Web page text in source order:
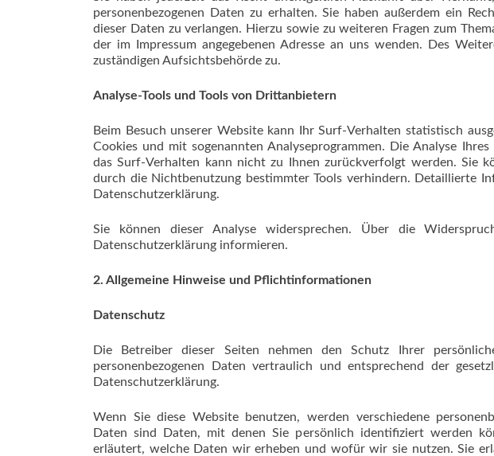
personenbezogenen Daten zu erhalten. Sie haben außerdem ein
dieser Daten zu verlangen. Hierzu sowie zu weiteren Fragen zum
der im Impressum angegebenen Adresse an uns wenden. Des
zuständigen Aufsichtsbehörde zu.
Analyse-Tools und Tools von Drittanbietern
Beim Besuch unserer Website kann Ihr Surf-Verhalten statistisch
Cookies und mit sogenannten Analyseprogrammen. Die Analyse
das Surf-Verhalten kann nicht zu Ihnen zurückverfolgt werden. Sie
durch die Nichtbenutzung bestimmter Tools verhindern. Detaillierte
Datenschutzerklärung.
Sie können dieser Analyse widersprechen. Über die
Datenschutzerklärung informieren.
2. Allgemeine Hinweise und Pflichtinformationen
Datenschutz
Die Betreiber dieser Seiten nehmen den Schutz Ihrer
personenbezogenen Daten vertraulich und entsprechend der
Datenschutzerklärung.
Wenn Sie diese Website benutzen, werden verschiedene
Daten sind Daten, mit denen Sie persönlich identifiziert werden
erläutert, welche Daten wir erheben und wofür wir sie nutzen. Sie